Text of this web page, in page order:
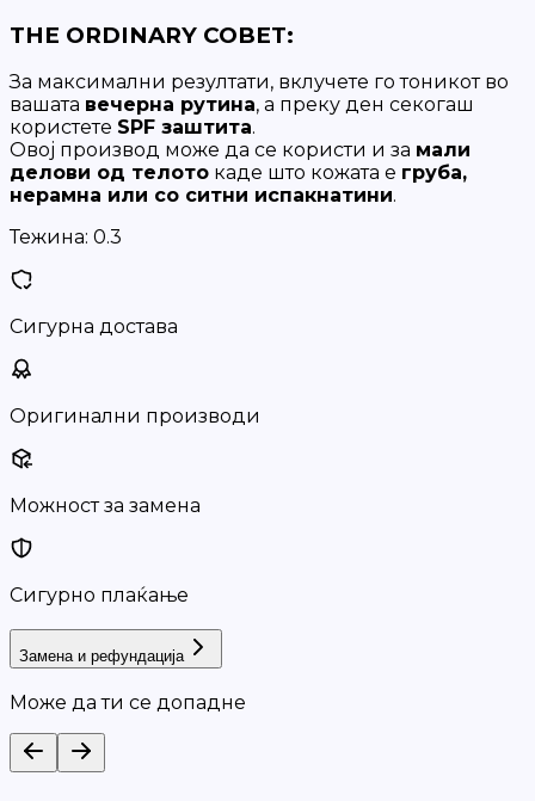
THE ORDINARY СОВЕТ:
За максимални резултати, вклучете го тоникот во
вашата вечерна рутина, а преку ден секогаш
користете SPF заштита.
Овој производ може да се користи и за мали
делови од телото каде што кожата е груба,
нерамна или со ситни испакнатини.
Тежина: 0.3
Сигурна достава
Оригинални производи
Можност за замена
Сигурно плаќање
Замена и рефундација
Може да ти се допадне